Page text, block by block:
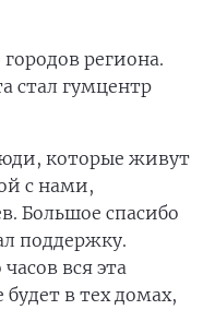
региона.
стал гумцентр
которые живут
с нами,
Большое спасибо
поддержку.
вся эта
в тех домах,